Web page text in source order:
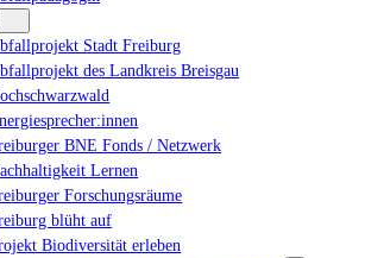
Stadt Freiburg
des Landkreis Breisgau
BNE Fonds / Netzwerk
Lernen
Forschungsräume
blüht auf
Biodiversität erleben